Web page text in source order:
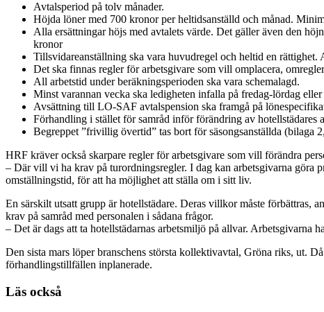
Avtalsperiod på tolv månader.
Höjda löner med 700 kronor per heltidsanställd och månad.
Alla ersättningar höjs med avtalets värde. Det gäller även den
kronor
Tillsvidareanställning ska vara huvudregel och heltid en
Det ska finnas regler för arbetsgivare som vill omplacera,
All arbetstid under beräkningsperioden ska vara schemalagd.
Minst varannan vecka ska ledigheten infalla på fredag-lördag
Avsättning till LO-SAF avtalspension ska framgå på
Förhandling i stället för samråd inför förändring av hotellstädares
Begreppet ”frivillig övertid” tas bort för säsongsanställda (bilaga
HRF kräver också skarpare regler för arbetsgivare som vill förändra
– Där vill vi ha krav på turordningsregler. I dag kan arbetsgivarna göra
omställningstid, för att ha möjlighet att ställa om i sitt liv.
En särskilt utsatt grupp är hotellstädare. Deras villkor måste förbättras,
krav på samråd med personalen i sådana frågor.
– Det är dags att ta hotellstädarnas arbetsmiljö på allvar. Arbetsgivarna
Den sista mars löper branschens största kollektivavtal, Gröna riks, ut.
förhandlingstillfällen inplanerade.
Läs också